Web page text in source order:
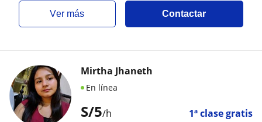
ver más Contactar
S/5/h 1ª clase gratis
Mirtha Jhaneth
En línea